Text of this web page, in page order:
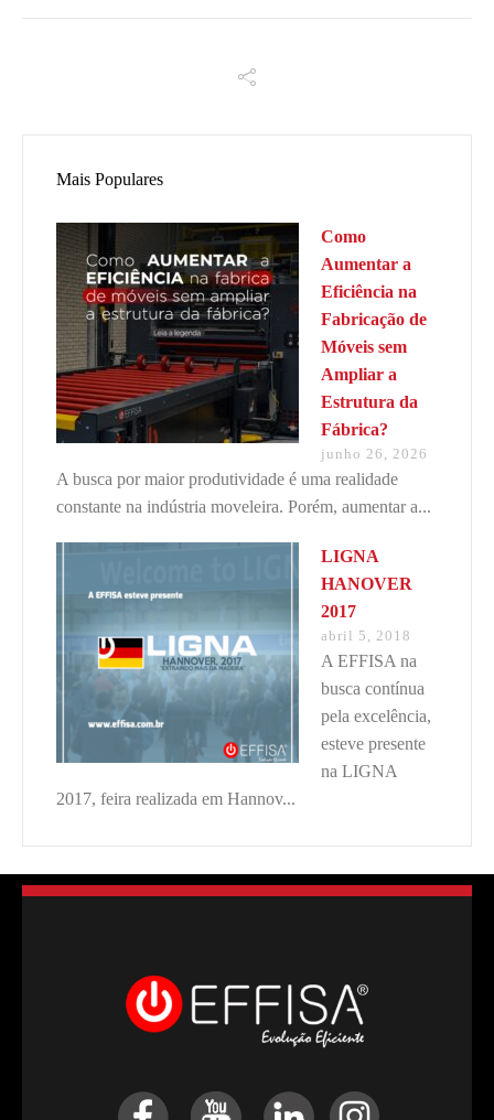
Mais Populares
Como
Aumentar a
Eficiência na
Fabricação de
Móveis sem
Ampliar a
Estrutura da
Fábrica?
junho 26, 2026
A busca por maior produtividade é uma realidade
constante na indústria moveleira. Porém, aumentar a...
LIGNA
HANOVER
2017
abril 5, 2018
A EFFISA na
busca contínua
pela excelência,
esteve presente
na LIGNA
2017, feira realizada em Hannov...